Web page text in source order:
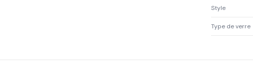
Style
Type de verre